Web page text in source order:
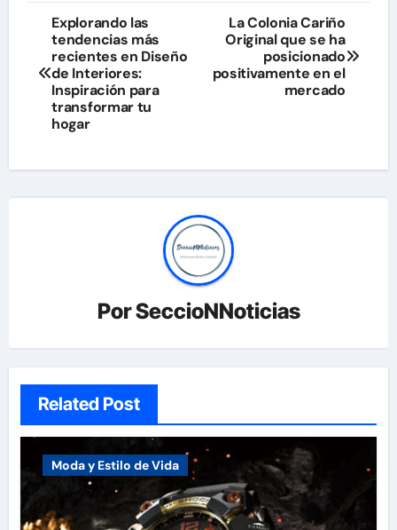
Navegación
de
entradas
Explorando las
tendencias más
recientes en Diseño
de Interiores:
Inspiración para
transformar tu
hogar
La Colonia Cariño
Original que se ha
posicionado
positivamente en el
mercado
PorSeccioNNoticias
Related Post
Moda y Estilo de Vida